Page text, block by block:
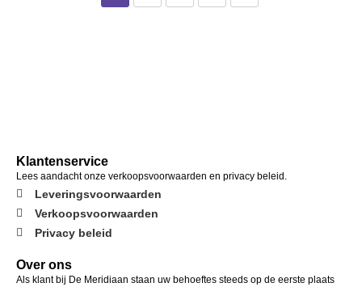
Klantenservice
Lees aandacht onze verkoopsvoorwaarden en privacy beleid.
Leveringsvoorwaarden
Verkoopsvoorwaarden
Privacy beleid
Over ons
Als klant bij De Meridiaan staan uw behoeftes steeds op de eerste plaats